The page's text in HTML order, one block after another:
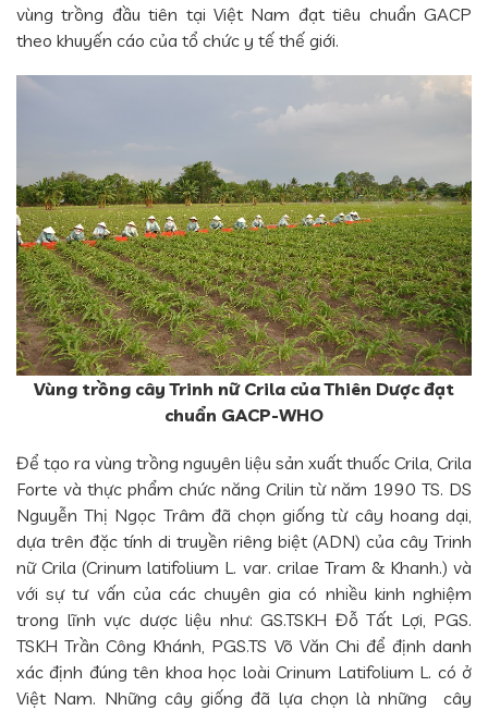
vùng trồng đầu tiên tại Việt Nam đạt tiêu chuẩn GACP
theo khuyến cáo của tổ chức y tế thế giới.
Vùng trồng cây Trinh nữ Crila của Thiên Dược đạt
chuẩn GACP-WHO
Để tạo ra vùng trồng nguyên liệu sản xuất thuốc Crila, Crila
Forte và thực phẩm chức năng Crilin từ năm 1990 TS. DS
Nguyễn Thị Ngọc Trâm đã chọn giống từ cây hoang dại,
dựa trên đặc tính di truyền riêng biệt (ADN) của cây Trinh
nữ Crila (Crinum latifolium L. var. crilae Tram & Khanh.) và
với sự tư vấn của các chuyên gia có nhiều kinh nghiệm
trong lĩnh vực dược liệu như: GS.TSKH Đỗ Tất Lợi, PGS.
TSKH Trần Công Khánh, PGS.TS Võ Văn Chi để định danh
xác định đúng tên khoa học loài Crinum Latifolium L. có ở
Việt Nam. Những cây giống đã lựa chọn là những cây